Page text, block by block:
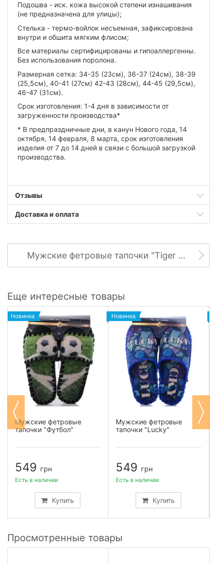
Подошва - иск. кожа высокой степени изнашивания
(не предназначена для улицы);
Стелька - термо-войлок несъемная, зафиксирована
внутри и обшита мягким флисом;
Все материалы сертифицированы и гипоаллергенны.
Без использования поролона.
Размерная сетка: 34-35 (23см), 36-37 (24см), 38-39
(25,5см), 40-41 (27см) 42-43 (28см), 44-45 (29,5см),
46-47 (31см).
Срок изготовления: 1-4 дня в зависимости от
загруженности производства*
* В предпраздничные дни, в канун Нового года, 14
октября, 14 февраля, 8 марта, срок изготовления
изделия от 7 до 14 дней в связи с большой загрузкой
производства.
Отзывы
Доставка и оплата
Мужские фетровые тапочки "Tiger paw"
Еще интересные товары
Новинка
Мужские фетровые
тапочки "Футбол"
549 грн
Купить
Есть в наличии
Новинка
Мужские фетровые
тапочки "Lucky"
549 грн
Купить
Есть в наличии
Просмотренные товары